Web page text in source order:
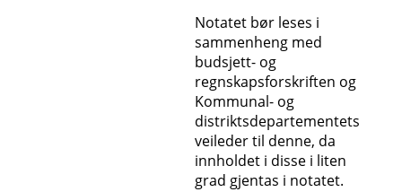
Notatet bør leses i
sammenheng med
budsjett- og
regnskapsforskriften og
Kommunal- og
distriktsdepartementets
veileder til denne, da
innholdet i disse i liten
grad gjentas i notatet.